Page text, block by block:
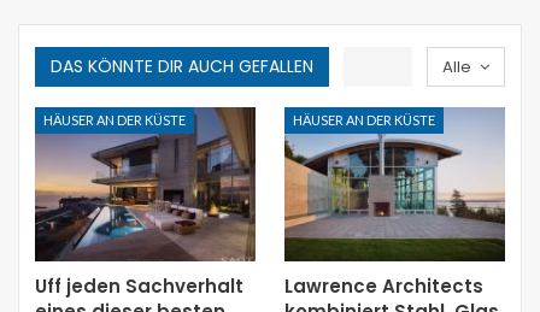
Alle
DAS KÖNNTE DIR AUCH GEFALLEN
HÄUSER AN DER KÜSTE
Uff jeden Sachverhalt
HÄUSER AN DER KÜSTE
Lawrence Architects